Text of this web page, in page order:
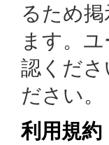
るため
ます。
認くだ
ださい。
利用規約